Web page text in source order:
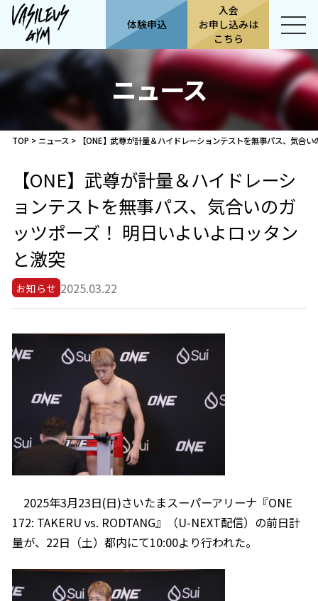
体験申込
入会
お申し込みは
こちら
ニュース
TOP > ニュース > 【ONE】武尊が計量＆ハイドレーションテストを無事パス、気合
【ONE】武尊が計量＆ハイドレーシ
ョンテストを無事パス、気合いのガ
ッツポーズ！ 明日いよいよロッタン
と激突
お知らせ 2025.03.22
2025年3月23日(日)さいたまスーパーアリーナ『ONE
172: TAKERU vs. RODTANG』（U-NEXT配信）の前日計
量が、22日（土）都内にて10:00より行われた。